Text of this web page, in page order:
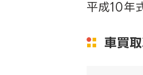
平成10年
車買